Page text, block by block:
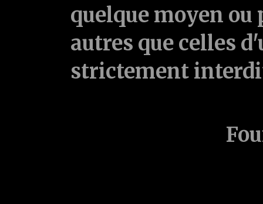
quelque moyen ou
autres que celles
strictement